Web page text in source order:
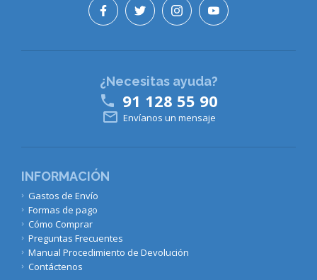
INFORMACIÓN
Gastos de Envío
Formas de pago
Cómo Comprar
Preguntas Frecuentes
Manual Procedimiento de Devolución
Contáctenos
¿Necesitas ayuda?
 91 128 55 90
 Envíanos un mensaje